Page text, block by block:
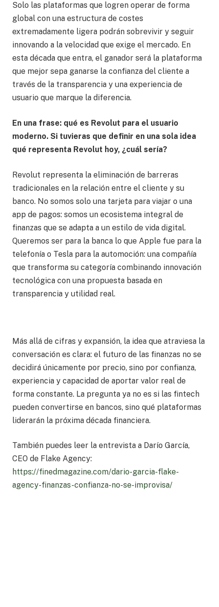
Solo las plataformas que logren operar de forma
global con una estructura de costes
extremadamente ligera podrán sobrevivir y seguir
innovando a la velocidad que exige el mercado. En
esta década que entra, el ganador será la plataforma
que mejor sepa ganarse la confianza del cliente a
través de la transparencia y una experiencia de
usuario que marque la diferencia.
En una frase: qué es Revolut para el usuario
moderno. Si tuvieras que definir en una sola idea
qué representa Revolut hoy, ¿cuál sería?
Revolut representa la eliminación de barreras
tradicionales en la relación entre el cliente y su
banco. No somos solo una tarjeta para viajar o una
app de pagos: somos un ecosistema integral de
finanzas que se adapta a un estilo de vida digital.
Queremos ser para la banca lo que Apple fue para la
telefonía o Tesla para la automoción: una compañía
que transforma su categoría combinando innovación
tecnológica con una propuesta basada en
transparencia y utilidad real.
Más allá de cifras y expansión, la idea que atraviesa la
conversación es clara: el futuro de las finanzas no se
decidirá únicamente por precio, sino por confianza,
experiencia y capacidad de aportar valor real de
forma constante. La pregunta ya no es si las fintech
pueden convertirse en bancos, sino qué plataformas
liderarán la próxima década financiera.
También puedes leer la entrevista a Darío García,
CEO de Flake Agency:
https://finedmagazine.com/dario-garcia-flake-
agency-finanzas-confianza-no-se-improvisa/